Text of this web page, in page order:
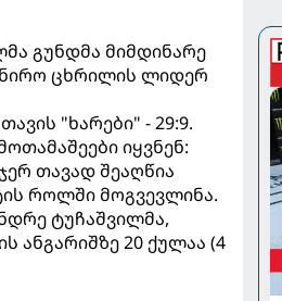
გუნდმა მიმდინარე
ცხრილის ლიდერ
"ხარები" - 29:9.
იყვნენ:
თავად შეაღწია
როლში მოგვევლინა.
ტუჩაშვილმა,
ანგარიშზე 20 ქულაა (4